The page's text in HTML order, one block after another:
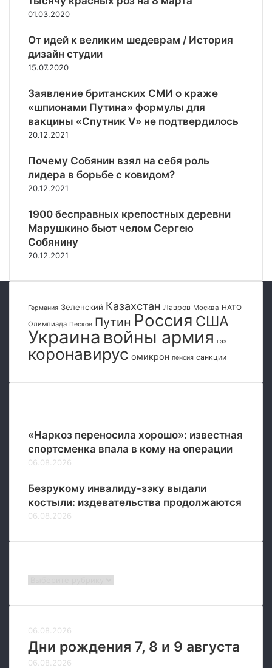
р
б
л
я
и
д
о
л
ш
е
,
ч
м
т
а
к
о
в
и
н
п
»
01.03.2020
От идей к великим шедеврам / История
дизайн студии
15.07.2020
Заявление британских СМИ о краже
«шпионами Путина» формулы для
вакцины «Спутник V» не подтвердилось
20.12.2021
Почему Собянин взял на себя роль
лидера в борьбе с ковидом?
20.12.2021
1900 бесправных крепостных деревни
Марушкино бьют челом Сергею
Собянину
20.12.2021
Германия Зеленский Казахстан Лавров Москва НАТО
Олимпиада Песков Путин Россия США
Украина войны армия газ
коронавирус омикрон пенсия санкции
«Наркоз переносила хорошо»: известная
спортсменка впала в кому на операции
06.08.2026
Безрукому инвалиду-зэку выдали
костыли: издевательства продолжаются
06.08.2026
06.08.2026
Дни рождения 7, 8 и 9 августа
06.08.2026